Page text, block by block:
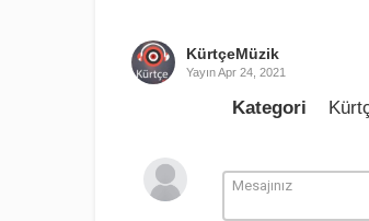
KürtçeMüzik
YayınApr 24, 2021
Kategori